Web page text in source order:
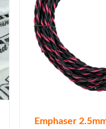
Emphaser